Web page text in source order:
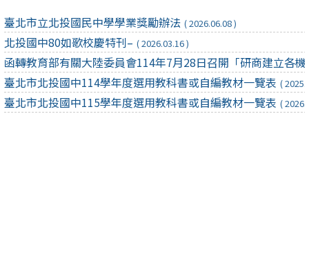
上
上
北投國中80如歌校慶特刊–( 2026.03.16 )
函轉教育部有關大陸委員會114年7月28日召開「研商建立各
臺北市北投國中114學年度選用教科書或自編教材一覽表(
臺北市北投國中115學年度選用教科書或自編教材一覽表 (
臺北市立北投國民中學學業獎勵辦法( 2026.06.08 )